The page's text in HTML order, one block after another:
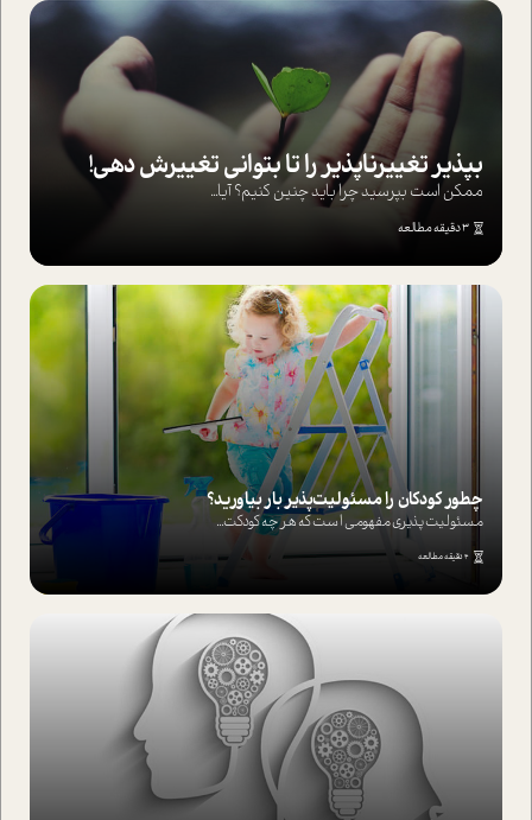
بپذير تغييرناپذير را تا بتواني تغييرش دهي!‏
ممکن است بپرسيد چرا بايد چنين کنيم؟ آيا...
3 دقیقه مطالعه
چطور کودکان را مسئولیت‌پذیر بار بیاورید؟
مسئولیت پذیری مفهومی ا ست که هر چه کودکت...
4 دقیقه مطالعه